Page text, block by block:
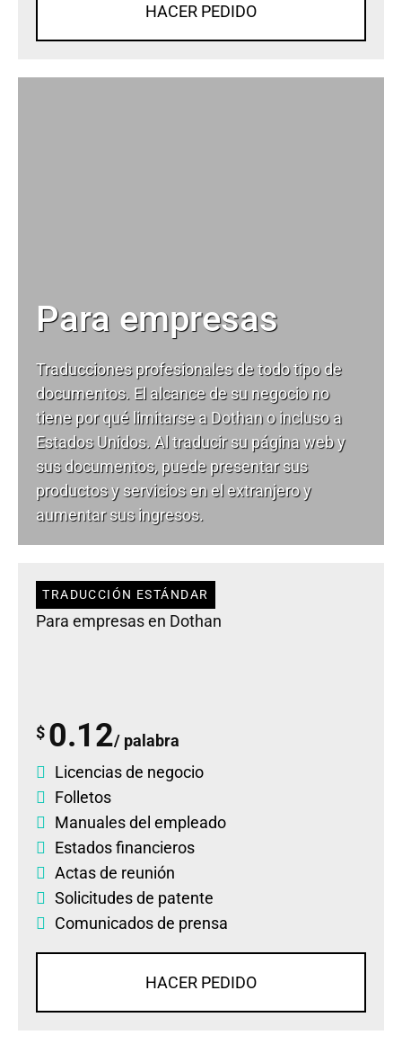
HACER PEDIDO
Para empresas
Traducciones profesionales de todo tipo de
documentos. El alcance de su negocio no
tiene por qué limitarse a Dothan o incluso a
Estados Unidos. Al traducir su página web y
sus documentos, puede presentar sus
productos y servicios en el extranjero y
aumentar sus ingresos.
TRADUCCIÓN ESTÁNDAR
Para empresas en Dothan
$ 0.12/ palabra
Licencias de negocio
Folletos
Manuales del empleado
Estados financieros
Actas de reunión
Solicitudes de patente
Comunicados de prensa
HACER PEDIDO